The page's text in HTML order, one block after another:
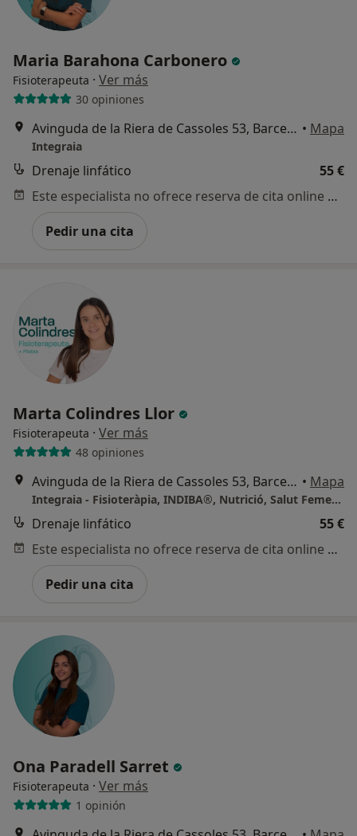
Maria Barahona Carbonero
Fisioterapeuta · Ver más
30 opiniones
Avinguda de la Riera de Cassoles 53, Barcelona • Mapa
Integraia
Drenaje linfático
55 €
Este especialista no ofrece reserva de cita online en esta dirección.
Pedir una cita
Marta Colindres Llor
Fisioterapeuta · Ver más
48 opiniones
Avinguda de la Riera de Cassoles 53, Barcelona • Mapa
Integraia - Fisioteràpia, INDIBA®, Nutrició, Salut Femenina
Drenaje linfático
55 €
Este especialista no ofrece reserva de cita online en esta dirección.
Pedir una cita
Ona Paradell Sarret
Fisioterapeuta · Ver más
1 opinión